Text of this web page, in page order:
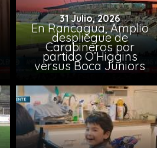
31 Julio, 2026
En Rancagua, Amplio
despliegue de
Carabineros por
partido O’Higgins
versus Boca Juniors